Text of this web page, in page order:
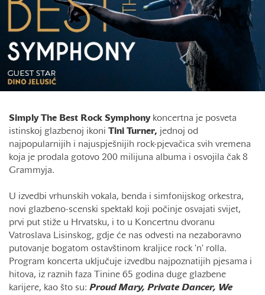
Simply The Best Rock Symphonykoncertna je posveta
istinskoj glazbenoj ikoni Tini Turner, jednoj od
najpopularnijih i najuspješnijih rock-pjevačica svih vremena
koja je prodala gotovo 200 milijuna albuma i osvojila čak 8
Grammyja.
U izvedbi vrhunskih vokala, benda i simfonijskog orkestra,
novi glazbeno-scenski spektakl koji počinje osvajati svijet,
prvi put stiže u Hrvatsku, i to u Koncertnu dvoranu
Vatroslava Lisinskog, gdje će nas odvesti na nezaboravno
putovanje bogatom ostavštinom kraljice rock 'n' rolla.
Program koncerta uključuje izvedbu najpoznatijih pjesama i
hitova, iz raznih faza Tinine 65 godina duge glazbene
karijere, kao što su: Proud Mary, Private Dancer, We